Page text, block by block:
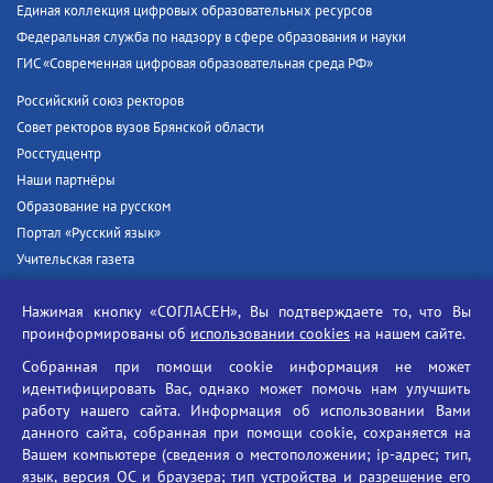
Единая коллекция цифровых образовательных ресурсов
Федеральная служба по надзору в сфере образования и науки
ГИС «Современная цифровая образовательная среда РФ»
Российский союз ректоров
Совет ректоров вузов Брянской области
Росстудцентр
Наши партнёры
Образование на русском
Портал «Русский язык»
Учительская газета
Единый портал государственных услуг
Противодействие угрозам информационной безопасности
Социальные ролики - Генеральная прокуратура РФ
Противодействие коррупции
БГУ против наркотиков
Нажимая кнопку «СОГЛАСЕН», Вы подтверждаете то, что Вы
проинформированы об использовании cookies на нашем сайте.
Собранная при помощи cookie информация не может
идентифицировать Вас, однако может помочь нам улучшить
работу нашего сайта. Информация об использовании Вами
данного сайта, собранная при помощи cookie, сохраняется на
Вашем компьютере (сведения о местоположении; ip-адрес; тип,
язык, версия ОС и браузера; тип устройства и разрешение его